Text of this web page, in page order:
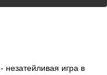
- незатейливая игра в